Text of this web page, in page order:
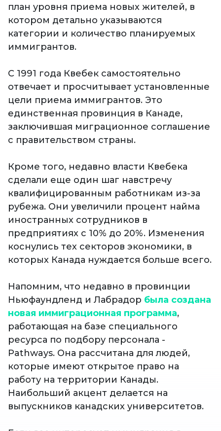
план уровня приема новых жителей, в
котором детально указываются
категории и количество планируемых
иммигрантов.
С 1991 года Квебек самостоятельно
отвечает и просчитывает установленные
цели приема иммигрантов. Это
единственная провинция в Канаде,
заключившая миграционное соглашение
с правительством страны.
Кроме того, недавно власти Квебека
сделали еще один шаг навстречу
квалифицированным работникам из-за
рубежа. Они увеличили процент найма
иностранных сотрудников в
предприятиях с 10% до 20%. Изменения
коснулись тех секторов экономики, в
которых Канада нуждается больше всего.
Напомним, что недавно в провинции
Ньюфаундленд и Лабрадор была создана
новая иммиграционная программа,
работающая на базе специального
ресурса по подбору персонала -
Pathways. Она рассчитана для людей,
которые имеют открытое право на
работу на территории Канады.
Наибольший акцент делается на
выпускников канадских университетов.